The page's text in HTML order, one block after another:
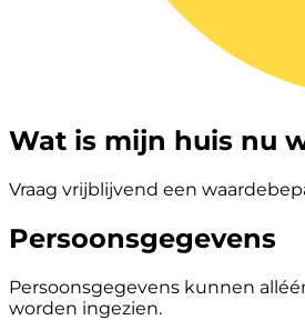
Wat is mijn huis nu
Vraag vrijblijvend een
Persoonsgegevens
Persoonsgegevens kunnen
worden ingezien.